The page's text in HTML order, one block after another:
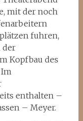
mit der noch
fuhren,
der
Kopfbau des
Im
enthalten –
– Meyer.